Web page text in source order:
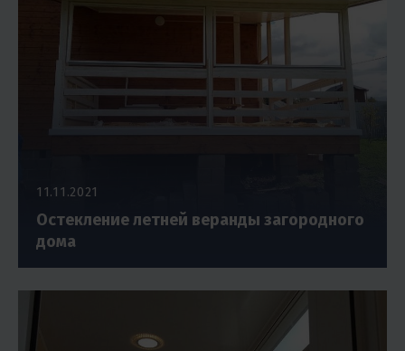
11.11.2021
Остекление летней веранды загородного
дома